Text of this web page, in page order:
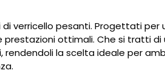
di verricello pesanti. Progettati
prestazioni ottimali. Che si tratti di
la scelta ideale per